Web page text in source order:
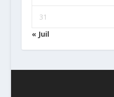
31
« Juil